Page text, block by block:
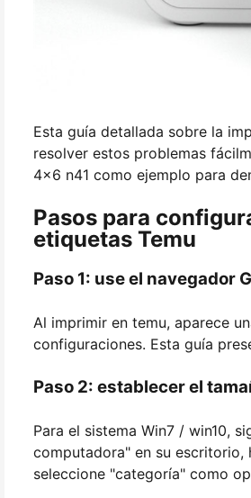
Esta guía detallada sobre la
resolver estos problemas
4x6 n41 como ejemplo para
Pasos para
etiquetas Temu
Paso 1: use el navegador
Al imprimir en temu, aparece
configuraciones. Esta guía
Paso 2: establecer el
Para el sistema Win7 / win10,
computadora" en su escritorio,
seleccione "categoría" como